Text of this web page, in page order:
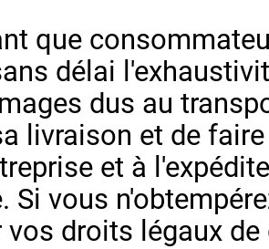
que
délai
dus au
livraison et de
et à
Si vous
droits légaux de